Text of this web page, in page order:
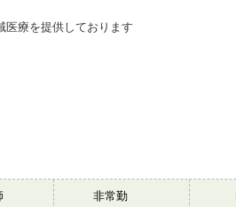
医療を提供しております
非常勤